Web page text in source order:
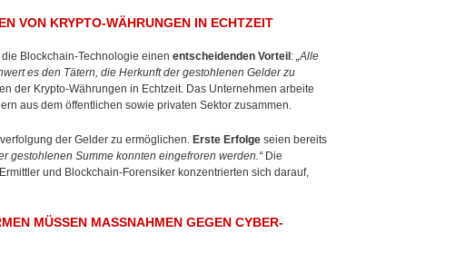
VON KRYPTO-WÄHRUNGEN IN ECHTZEIT
Blockchain-Technologie einen entscheidenden Vorteil : „Alle
es den Tätern, die Herkunft der gestohlenen Gelder zu
der Krypto-Währungen in Echtzeit. Das Unternehmen arbeite
aus dem öffentlichen sowie privaten Sektor zusammen.
der Gelder zu ermöglichen. Erste Erfolge seien bereits
gestohlenen Summe konnten eingefroren werden.“Die
und Blockchain-Forensiker konzentrierten sich darauf,
MÜSSEN MASSNAHMEN GEGEN CYBER-A